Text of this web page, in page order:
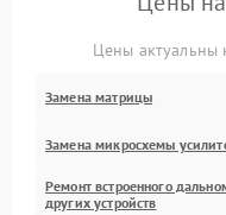
Цены актуальны
Замена матрицы
Замена микросхемы
Ремонт встроенного
других устройств